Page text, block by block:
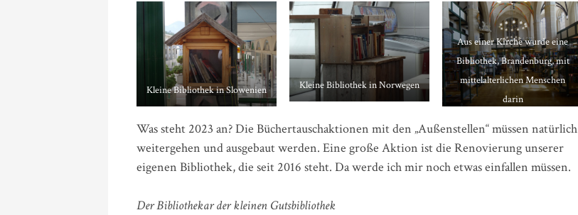
Kleine Bibliothek in Slowenien Kleine Bibliothek in Norwegen
Aus einer Kirche wurde eine
Bibliothek, Brandenburg, mit
mittelalterlichen Menschen
darin
Was steht 2023 an? Die Büchertauschaktionen mit den „Außenstellen“ müssen natürlich
weitergehen und ausgebaut werden. Eine große Aktion ist die Renovierung unserer
eigenen Bibliothek, die seit 2016 steht. Da werde ich mir noch etwas einfallen müssen.
Der Bibliothekar der kleinen Gutsbibliothek